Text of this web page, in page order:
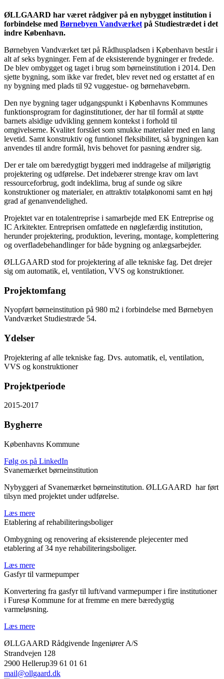
ØLLGAARD har været rådgiver på en nybygget institution i
forbindelse med Børnebyen Vandværket på Studiestrædet i det
indre København.
Børnebyen Vandværket tæt på Rådhuspladsen i København består i
alt af seks bygninger. Fem af de eksisterende bygninger er fredede.
De blev ombygget og taget i brug som børneinstitution i 2014. Den
sjette bygning, som ikke var fredet, blev revet ned og erstattet af en
ny bygning med plads til 92 vuggestue- og børnehavebørn.
Den nye bygning tager udgangspunkt i Københavns Kommunes
funktionsprogram for daginstitutioner, der har til formål at støtte
barnets alsidige udvikling gennem kontekst i forhold til
omgivelserne. Kvalitet forstået som smukke materialer med en lang
levetid. Samt konstruktiv og funtionel fleksibilitet, så bygningen kan
anvendes til andre formål, hvis behovet for pasning ændrer sig.
Der er tale om bæredygtigt byggeri med inddragelse af miljørigtig
projektering og udførelse. Det indebærer strenge krav om lavt
ressourceforbrug, godt indeklima, brug af sunde og sikre
konstruktioner og materialer, en attraktiv totaløkonomi samt en høj
grad af genanvendelighed.
Projektet var en totalentreprise i samarbejde med EK Entreprise og
IC Arkitekter. Entreprisen omfattede en nøglefærdig institution,
herunder projektering, produktion, levering, montage, komplettering
og overfladebehandlinger for både bygning og anlægsarbejder.
ØLLGAARD stod for projektering af alle tekniske fag. Det drejer
sig om automatik, el, ventilation, VVS og konstruktioner.
Projektomfang
Nyopført børneinstitution på 980 m2 i forbindelse med Børnebyen
Vandværket Studiestræde 54.
Ydelser
Projektering af alle tekniske fag. Dvs. automatik, el, ventilation,
VVS og konstruktioner
Projektperiode
2015-2017
Bygherre
Københavns Kommune
Følg os på LinkedIn
Svanemærket børneinstitution
Nybyggeri af Svanemærket børneinstitution. ØLLGAARD har ført
tilsyn med projektet under udførelse.
Læs mere
Etablering af rehabiliteringsboliger
Ombygning og renovering af eksisterende plejecenter med
etablering af 34 nye rehabiliteringsboliger.
Læs mere
Gasfyr til varmepumper
Konvertering fra gasfyr til luft/vand varmepumper i fire institutioner
i Furesø Kommune for at fremme en mere bæredygtig
varmeløsning.
Læs mere
ØLLGAARD Rådgivende Ingeniører A/S
Strandvejen 128
2900 Hellerup39 61 01 61
mail@ollgaard.dk